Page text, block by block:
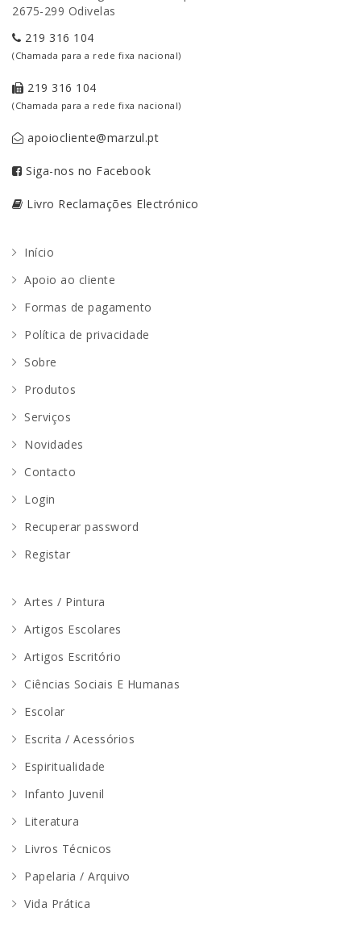
2675-299 Odivelas
219 316 104
(Chamada para a rede fixa nacional)
219 316 104
(Chamada para a rede fixa nacional)
apoiocliente@marzul.pt
Siga-nos no Facebook
Livro Reclamações Electrónico
Início
Apoio ao cliente
Formas de pagamento
Política de privacidade
Sobre
Produtos
Serviços
Novidades
Contacto
Login
Recuperar password
Registar
Artes / Pintura
Artigos Escolares
Artigos Escritório
Ciências Sociais E Humanas
Escolar
Escrita / Acessórios
Espiritualidade
Infanto Juvenil
Literatura
Livros Técnicos
Papelaria / Arquivo
Vida Prática